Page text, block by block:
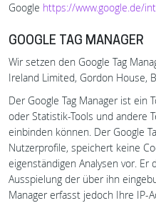
Google https://www.google.de/
GOOGLE TAG MANAGER
Wir setzen den Google Tag
Ireland Limited, Gordon House,
Der Google Tag Manager ist ein
oder Statistik-Tools und andere
einbinden können. Der Google
Nutzerprofile, speichert keine
eigenständigen Analysen vor.
Ausspielung der über ihn
Manager erfasst jedoch Ihre IP-